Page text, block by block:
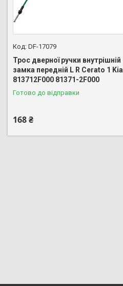
DF-17079
Трос дверної ручки внутрішній
замка передній L R Cerato 1 Kia
813712F000 81371-2F000
Готово до відправки
168 ₴